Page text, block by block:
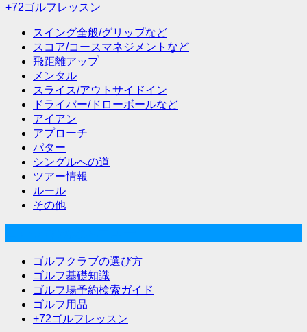
+72ゴルフレッスン
スイング全般/グリップなど
スコア/コースマネジメントなど
飛距離アップ
メンタル
スライス/アウトサイドイン
ドライバー/ドローボールなど
アイアン
アプローチ
パター
シングルへの道
ツアー情報
ルール
その他
ゴルフクラブの選び方
ゴルフ基礎知識
ゴルフ場予約検索ガイド
ゴルフ用品
+72ゴルフレッスン